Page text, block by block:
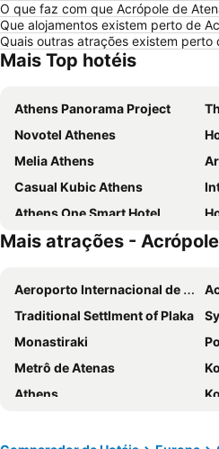
O que faz com que Acrópole de
Que alojamentos existem perto de
Quais outras atrações existem perto
Mais Top hotéis
Athens Panorama Project
Novotel Athenes
Melia Athens
Casual Kubic Athens
Athens One Smart Hotel
Marina Hotel Athens
Athens Tiare by Mage Hotels
Acropolis View Hotel
Parnon Hotel
Central Hotel
Kimon Hotel Athens
Mais atrações -
Aeroporto Internacional de Atenas
Traditional Settlment of Plaka
Monastiraki
Metrô de Atenas
Athens
Parthenon